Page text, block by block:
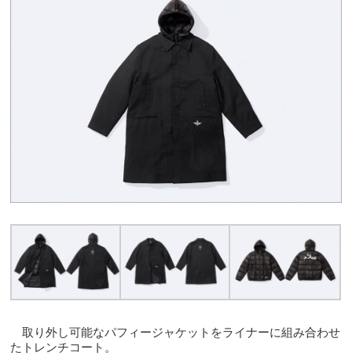
取り外し可能なパフィージャケットをライナーに組み合わせ
たトレンチコート。